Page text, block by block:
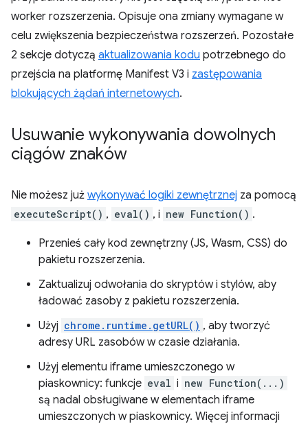
worker rozszerzenia. Opisuje ona zmiany wymagane w
celu zwiększenia bezpieczeństwa rozszerzeń. Pozostałe
2 sekcje dotyczą aktualizowania kodu potrzebnego do
przejścia na platformę Manifest V3 i zastępowania
blokujących żądań internetowych.
Usuwanie wykonywania dowolnych
ciągów znaków
Nie możesz już wykonywać logiki zewnętrznej za pomocą
executeScript() , eval() , i new Function() .
Przenieś cały kod zewnętrzny (JS, Wasm, CSS) do
pakietu rozszerzenia.
Zaktualizuj odwołania do skryptów i stylów, aby
ładować zasoby z pakietu rozszerzenia.
Użyj chrome.runtime.getURL() , aby tworzyć
adresy URL zasobów w czasie działania.
Użyj elementu iframe umieszczonego w
piaskownicy: funkcje eval i new Function(...)
są nadal obsługiwane w elementach iframe
umieszczonych w piaskownicy. Więcej informacji